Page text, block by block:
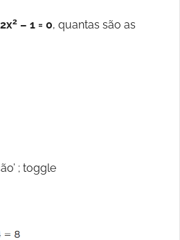
2 – 1 = 0, quantas são as
; toggle